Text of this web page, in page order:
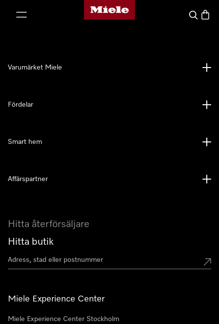
Mieles hemsida
Sök
Hitta återförsäljare
Hitta butik
Miele Experience Center
Miele Experience Center Stockholm
Varumärket Miele
Fördelar
Smart hem
Affärspartner